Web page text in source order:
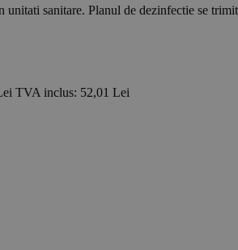
unitati sanitare. Planul de dezinfectie se
TVA inclus: 52,01 Lei